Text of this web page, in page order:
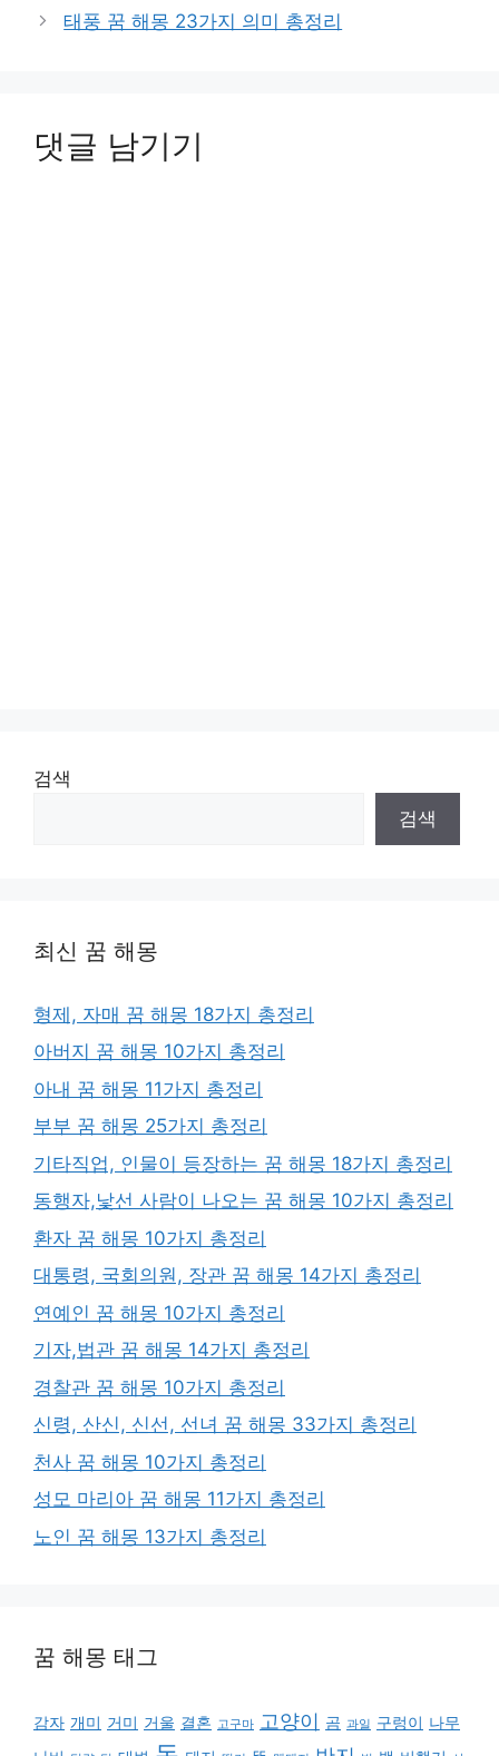
태풍 꿈 해몽 23가지 의미 총정리
댓글 남기기
검색
검색
최신 꿈 해몽
형제, 자매 꿈 해몽 18가지 총정리
아버지 꿈 해몽 10가지 총정리
아내 꿈 해몽 11가지 총정리
부부 꿈 해몽 25가지 총정리
기타직업, 인물이 등장하는 꿈 해몽 18가지 총정리
동행자,낯선 사람이 나오는 꿈 해몽 10가지 총정리
환자 꿈 해몽 10가지 총정리
대통령, 국회의원, 장관 꿈 해몽 14가지 총정리
연예인 꿈 해몽 10가지 총정리
기자,법관 꿈 해몽 14가지 총정리
경찰관 꿈 해몽 10가지 총정리
신령, 산신, 신선, 선녀 꿈 해몽 33가지 총정리
천사 꿈 해몽 10가지 총정리
성모 마리아 꿈 해몽 11가지 총정리
노인 꿈 해몽 13가지 총정리
꿈 해몽 태그
감자 개미 거미 거울 결혼 고구마 고양이 곰 과일 구렁이 나무